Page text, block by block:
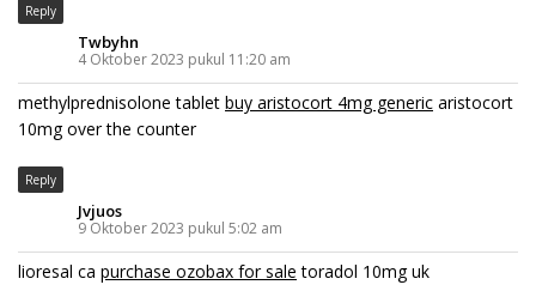
Reply
Twbyhn
4 Oktober 2023 pukul 11:20 am
methylprednisolone tablet buy aristocort 4mg generic aristocort
10mg over the counter
Reply
Jvjuos
9 Oktober 2023 pukul 5:02 am
lioresal ca purchase ozobax for sale toradol 10mg uk